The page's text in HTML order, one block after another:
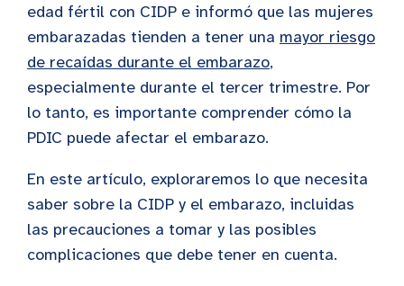
edad fértil con CIDP e informó que las mujeres
embarazadas tienden a tener una mayor riesgo
de recaídas durante el embarazo,
especialmente durante el tercer trimestre. Por
lo tanto, es importante comprender cómo la
PDIC puede afectar el embarazo.
En este artículo, exploraremos lo que necesita
saber sobre la CIDP y el embarazo, incluidas
las precauciones a tomar y las posibles
complicaciones que debe tener en cuenta.